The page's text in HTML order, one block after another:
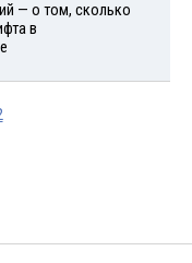
— о том, сколько
в